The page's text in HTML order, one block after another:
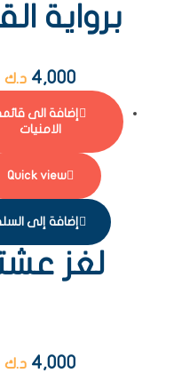
برواية
4,000 د.ك
إضافة الى
الامنيات
Quick view
إضافة إلى
لغز
4,000 د.ك